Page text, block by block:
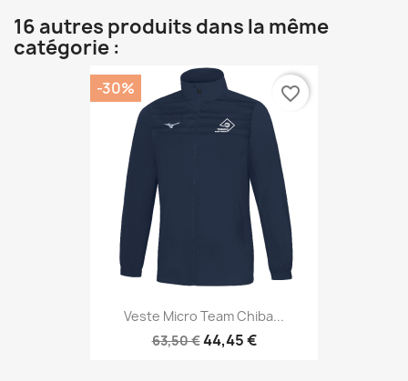
16 autres produits dans la même
catégorie :
Veste Micro Team Chiba...
63,50 €44,45 €
-30% favorite_border